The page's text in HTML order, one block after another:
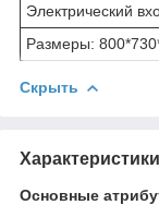
Электрический
Размеры:
Скрыть
Характеристики
Основные